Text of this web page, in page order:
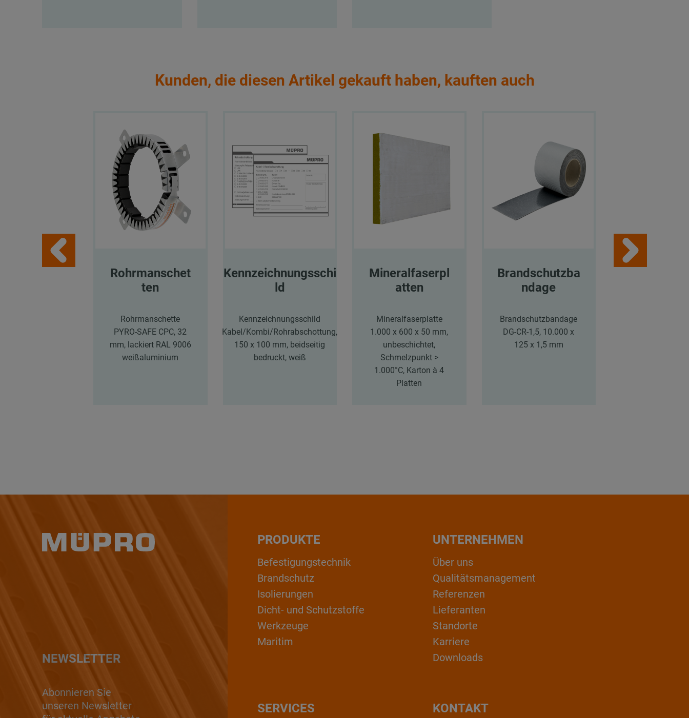
Kunden, die diesen Artikel gekauft haben, kauften auch
Rohrmanschet
ten
Rohrmanschette
PYRO-SAFE CPC, 32
mm, lackiert RAL 9006
weißaluminium
Kennzeichnungsschi
ld
Kennzeichnungsschild
Kabel/Kombi/Rohrabschottung,
150 x 100 mm, beidseitig
bedruckt, weiß
Mineralfaserpl
atten
Mineralfaserplatte
1.000 x 600 x 50 mm,
unbeschichtet,
Schmelzpunkt >
1.000°C, Karton à 4
Platten
Brandschutzba
ndage
Brandschutzbandage
DG-CR-1,5, 10.000 x
125 x 1,5 mm
NEWSLETTER
Abonnieren Sie
unseren Newsletter
PRODUKTE
Befestigungstechnik
Brandschutz
Isolierungen
Dicht- und Schutzstoffe
Werkzeuge
Maritim
UNTERNEHMEN
Über uns
Qualitätsmanagement
Referenzen
Lieferanten
Standorte
Karriere
Downloads
KONTAKT
SERVICES